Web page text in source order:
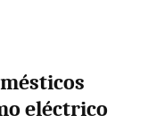
eléctrico